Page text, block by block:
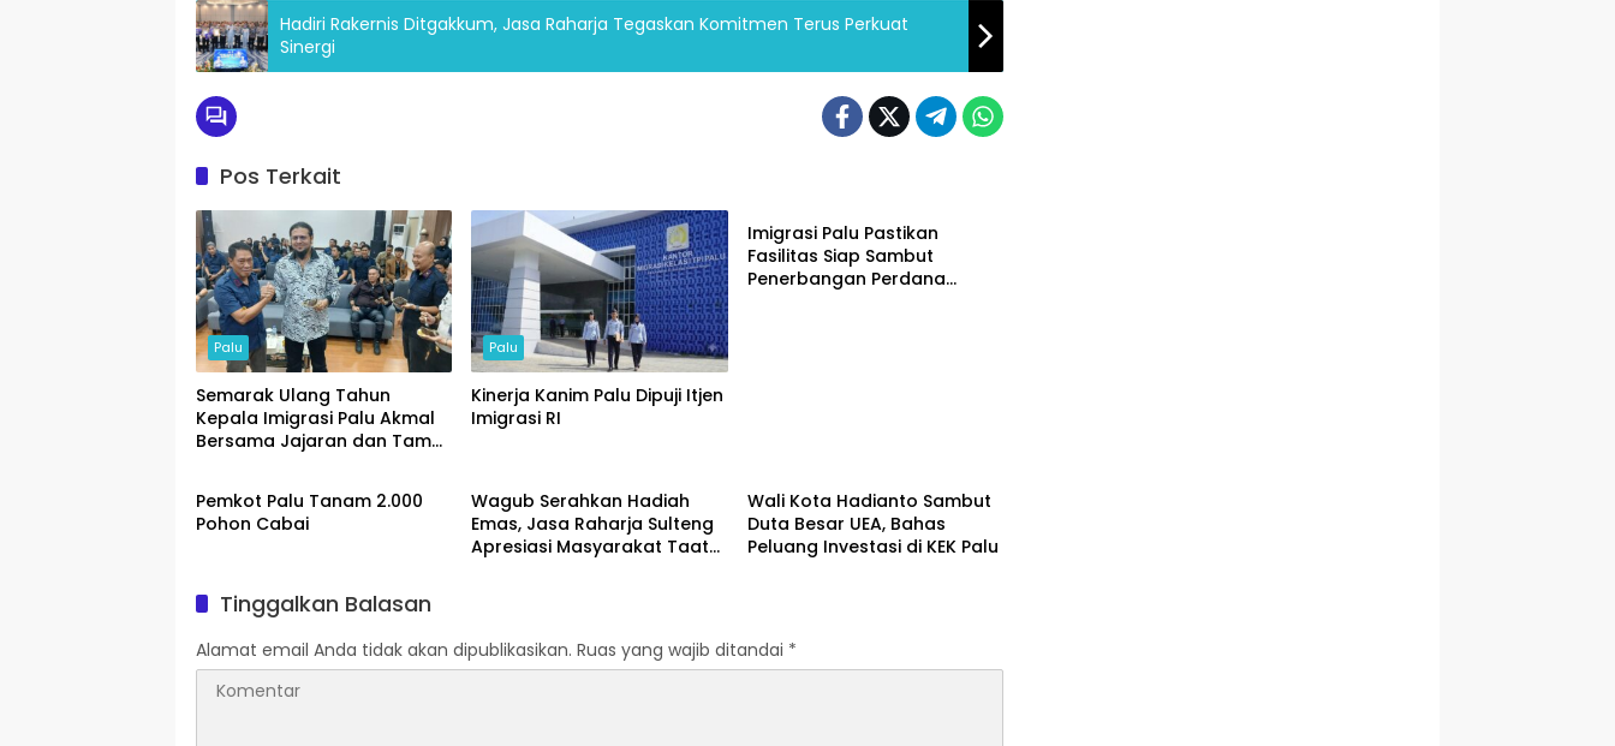
Hadiri Rakernis Ditgakkum, Jasa Raharja Tegaskan Komitmen Terus Perkuat
Sinergi
Pos Terkait
Palu
Semarak Ulang Tahun
Kepala Imigrasi Palu Akmal
Bersama Jajaran dan Tamu
Palu
Kinerja Kanim Palu Dipuji Itjen
Imigrasi RI
Imigrasi Palu Pastikan
Fasilitas Siap Sambut
Penerbangan Perdana
Palu
Pemkot Palu Tanam 2.000
Pohon Cabai
Wagub Serahkan Hadiah
Emas, Jasa Raharja Sulteng
Apresiasi Masyarakat Taat
Wali Kota Hadianto Sambut
Duta Besar UEA, Bahas
Peluang Investasi di KEK Palu
Tinggalkan Balasan
Alamat email Anda tidak akan dipublikasikan. Ruas yang wajib ditandai *